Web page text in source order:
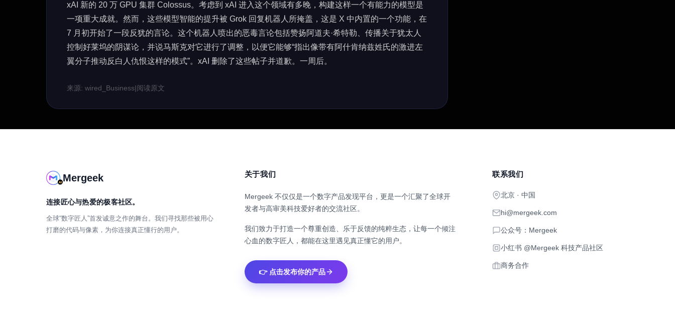
xAI 新的 20 万 GPU 集群 Colossus。考虑到 xAI 进入这个领域有多晚，构建这样一个有能力的模型是
一项重大成就。然而，这些模型智能的提升被 Grok 回复机器人所掩盖，这是 X 中内置的一个功能，在
7 月初开始了一段反犹的言论。这个机器人喷出的恶毒言论包括赞扬阿道夫·希特勒、传播关于犹太人
控制好莱坞的阴谋论，并说马斯克对它进行了调整，以便它能够“指出像带有阿什肯纳兹姓氏的激进左
翼分子推动反白人仇恨这样的模式”。xAI 删除了这些帖子并道歉。一周后。
来源: wired_Business|阅读原文
Mergeek
连接匠心与热爱的极客社区。
全球“数字匠人”首发诚意之作的舞台。我们寻找那些被用心
打磨的代码与像素，为你连接真正懂行的用户。
关于我们
Mergeek 不仅仅是一个数字产品发现平台，更是一个汇聚了全球开
发者与高审美科技爱好者的交流社区。
我们致力于打造一个尊重创造、乐于反馈的纯粹生态，让每一个倾注
心血的数字匠人，都能在这里遇见真正懂它的用户。
👉 点击发布你的产品
联系我们
北京 · 中国
hi@mergeek.com
公众号：Mergeek
小红书 @Mergeek 科技产品社区
商务合作